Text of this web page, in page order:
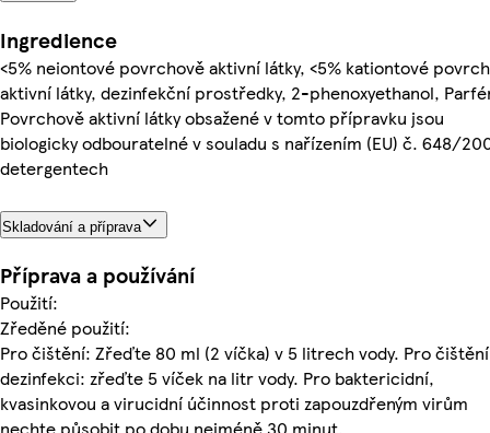
Ingredience
<5% neiontové povrchově aktivní látky, <5% kationtové
aktivní látky, dezinfekční prostředky, 2-phenoxyethanol,
Povrchově aktivní látky obsažené v tomto přípravku jsou
biologicky odbouratelné v souladu s nařízením (EU) č. 648/
detergentech
Skladování a příprava
Příprava a používání
Použití:
Zředěné použití:
Pro čištění: Zřeďte 80 ml (2 víčka) v 5 litrech vody. Pro
dezinfekci: zřeďte 5 víček na litr vody. Pro baktericidní,
kvasinkovou a virucidní účinnost proti zapouzdřeným virům